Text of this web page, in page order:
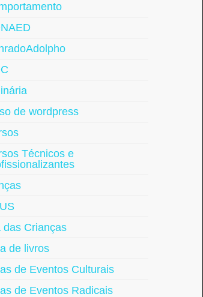
de wordpress
Técnicos e
das Crianças
de livros
de Eventos Culturais
de Eventos Radicais